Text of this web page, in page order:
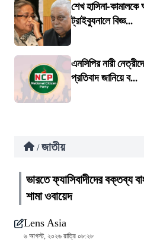
শেখ হাসিনা-কামালকে
ট্রাইব্যুনালে বিজ্ঞ...
এনসিপির নারী
প্রতিবাদ জানিয়ে ব...
/ জাতীয়
ভারতে ফ্যাসিবাদীদের বক্তব্য
শামা ওবায়েদ
Lens Asia
৬ আগস্ট, ২০২৬ রাত্রি ০৮:২৮